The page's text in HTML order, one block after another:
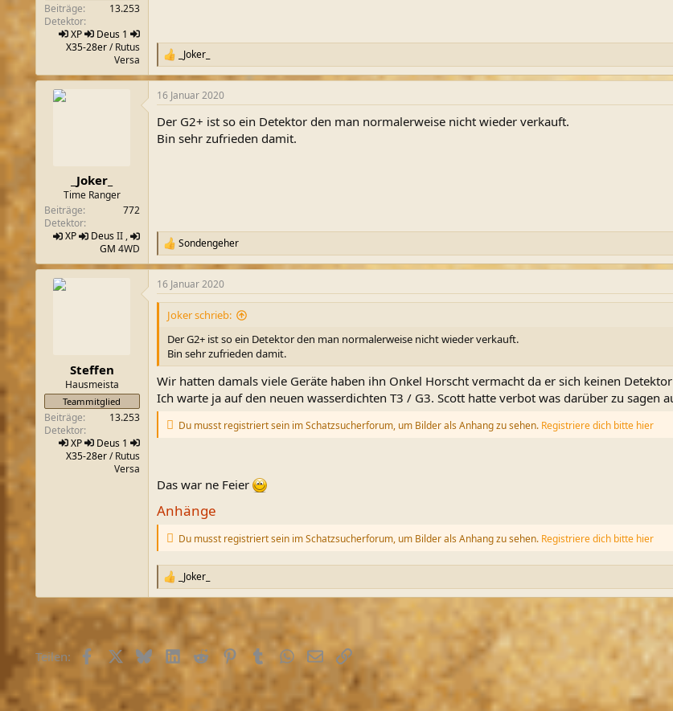
Beiträge
13.253
Detektor
XP
Deus 1
X35-28er/ Rutus
Versa
R
e
a
k
i
o
_Joker_
_Joker_
Time Ranger
Beiträge
772
Detektor
XP
DeusII ,
GM 4WD
16 Januar 2020
Der G2+ ist so ein Detektor den man normalerweise nicht wieder verkauft.
Bin sehr zufrieden damit.
R
e
a
k
t
o
n
:
Sondengeher
Steffen
Hausmeista
Teammitglied
Beiträge
13.253
Detektor
XP
Deus 1
X35-28er/ Rutus
Versa
16 Januar 2020
Joker schrieb:
Der G2+ ist so ein Detektor den man normalerweise nicht wieder verkauft.
Bin sehr zufrieden damit.
Wir hatten damals viele Geräte haben ihn Onkel Horscht vermacht da er sich keinen
Ich warte ja auf den neuen wasserdichten T3 / G3. Scott hatte verbot was darüber zu sagen
Du musst registriert sein im Schatzsucherforum, um Bilder als Anhang zu sehen. Registriere dich bitte hier
Das war ne Feier
Anhänge
Du musst registriert sein im Schatzsucherforum, um Bilder als Anhang zu sehen. Registriere dich bitte hier
R
e
e
_Joker_
Teilen: Facebook
X (Twitter)
BlueskyLinkedIn
Reddit PinterestTumblrWhatsApp
E-MailLink